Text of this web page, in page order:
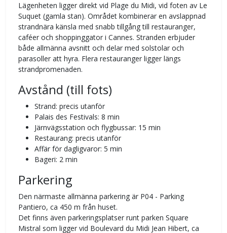
Lägenheten ligger direkt vid Plage du Midi, vid foten av Le
Suquet (gamla stan). Området kombinerar en avslappnad
strandnära känsla med snabb tillgång till restauranger,
caféer och shoppinggator i Cannes. Stranden erbjuder
både allmänna avsnitt och delar med solstolar och
parasoller att hyra. Flera restauranger ligger längs
strandpromenaden.
Avstånd (till fots)
Strand: precis utanför
Palais des Festivals: 8 min
Järnvägsstation och flygbussar: 15 min
Restaurang: precis utanför
Affär för dagligvaror: 5 min
Bageri: 2 min
Parkering
Den närmaste allmänna parkering är P04 - Parking
Pantiero, ca 450 m från huset.
Det finns även parkeringsplatser runt parken Square
Mistral som ligger vid Boulevard du Midi Jean Hibert, ca